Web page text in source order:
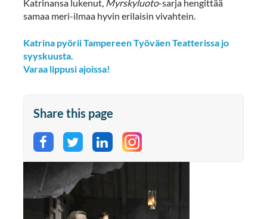
Katrinansa lukenut, Myrskyluoto-sarja hengittää
samaa meri-ilmaa hyvin erilaisin vivahtein.
Katrina pyörii Tampereen Työväen Teatterissa jo
syyskuusta.
Varaa lippusi ajoissa!
Share this page
Share on Facebook
Share on Twitter
Share on LinkedIn